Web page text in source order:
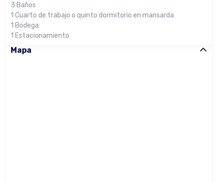
3 Baños
1 Cuarto de trabajo o quinto dormitorio en mansarda
1 Bodega
1 Estacionamiento
Mapa